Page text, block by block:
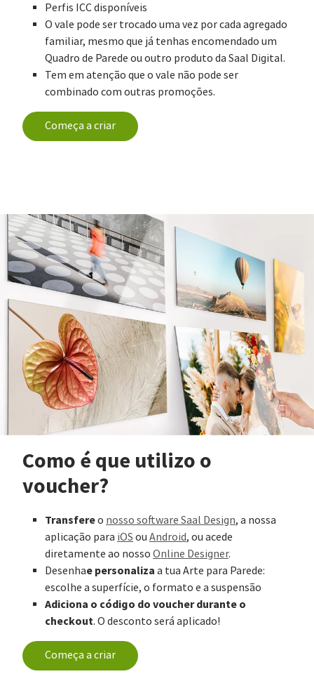
Perfis ICC disponíveis
O vale pode ser trocado uma vez por cada agregado
familiar, mesmo que já tenhas encomendado um
Quadro de Parede ou outro produto da Saal Digital.
Tem em atenção que o vale não pode ser
combinado com outras promoções.
Começa a criar
Como é que utilizo o
voucher?
Transfereo nosso software Saal Design, a nossa
aplicação para iOS ou Android, ou acede
diretamente ao nosso Online Designer.
Desenhae personaliza a tua Arte para Parede:
escolhe a superfície, o formato e a suspensão
Adiciona o código do voucher durante o
checkout. O desconto será aplicado!
Começa a criar